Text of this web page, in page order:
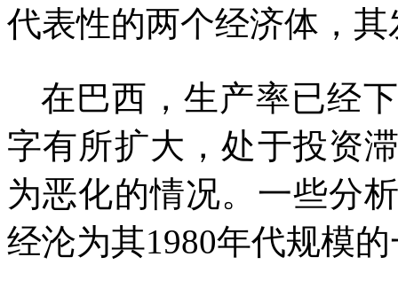
代表性的两个经济体，
在巴西，生产率已经
字有所扩大，处于投资
为恶化的情况。一些分
经沦为其1980年代规模